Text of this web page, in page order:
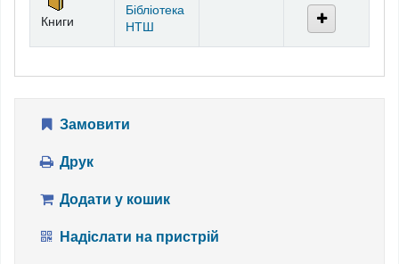
Книги
Бібліотека
НТШ
Замовити
Друк
Додати у кошик
Надіслати на пристрій